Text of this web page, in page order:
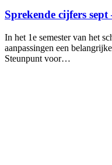
Sprekende cijfers sept
In het 1e semester van het
aanpassingen een
Steunpunt voor…